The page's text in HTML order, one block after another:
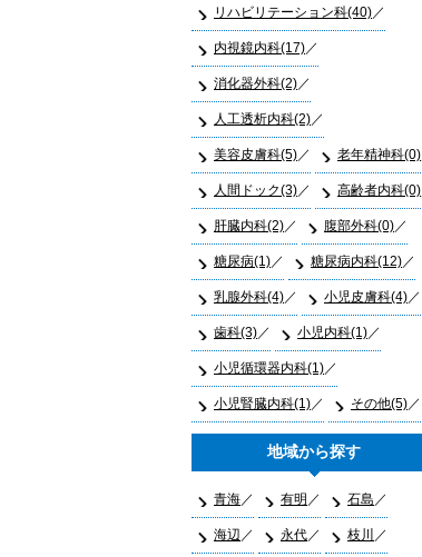
リハビリテーション科(40)
内視鏡内科(17)
消化器外科(2)
人工透析内科(2)
美容皮膚科(5) 老年精神科(0)
人間ドック(3) 高齢者内科(0)
肝臓内科(2) 腹部外科(0)
糖尿病(1) 糖尿病内科(12)
乳腺外科(4) 小児皮膚科(4)
歯科(3) 小児内科(1)
小児循環器内科(1)
小児腎臓内科(1) その他(5)
地域から探す
青海 有明 石島
海辺 永代 枝川